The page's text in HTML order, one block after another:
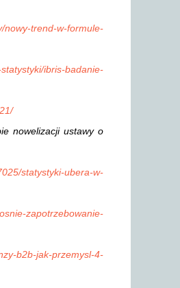
nowy-trend-w-formule-
ibris-badanie-
nowelizacji ustawy o
statystyki-ubera-w-
zapotrzebowanie-
b2b-jak-przemysl-4-